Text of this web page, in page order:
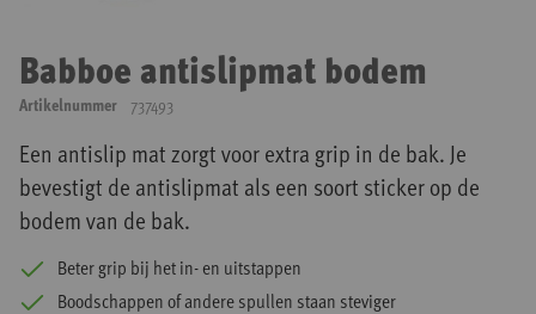
het
begin
van
afbeeldingen-
gallerij
Babboe antislipmat bodem
Artikelnummer 737493
Een antislip mat zorgt voor extra grip in de bak. Je
bevestigt de antislipmat als een soort sticker op de
bodem van de bak.
Beter grip bij het in- en uitstappen
Boodschappen of andere spullen staan steviger